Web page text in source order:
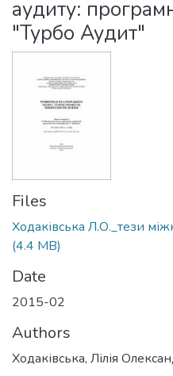
аудиту:
"Турбо Аудит"
Files
Ходаківська Л.О._тези
(4.4 MB)
Date
2015-02
Authors
Ходаківська, Лілія